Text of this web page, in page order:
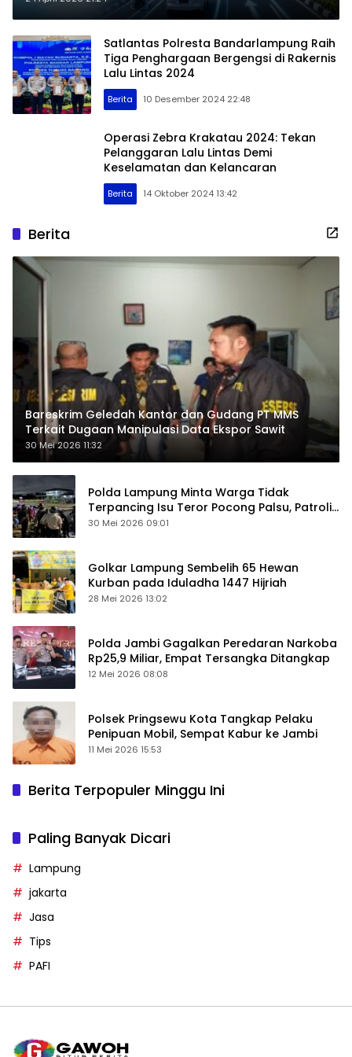
Satlantas Polresta Bandarlampung Raih
Tiga Penghargaan Bergengsi di Rakernis
Lalu Lintas 2024
Berita 10 Desember 2024 22:48
Operasi Zebra Krakatau 2024: Tekan
Pelanggaran Lalu Lintas Demi
Keselamatan dan Kelancaran
Berita 14 Oktober 2024 13:42
Berita
Bareskrim Geledah Kantor dan Gudang PT MMS
Terkait Dugaan Manipulasi Data Ekspor Sawit
30 Mei 2026 11:32
Polda Lampung Minta Warga Tidak
Terpancing Isu Teror Pocong Palsu, Patroli
Keamanan Ditingkatkan
30 Mei 2026 09:01
Golkar Lampung Sembelih 65 Hewan
Kurban pada Iduladha 1447 Hijriah
28 Mei 2026 13:02
Polda Jambi Gagalkan Peredaran Narkoba
Rp25,9 Miliar, Empat Tersangka Ditangkap
12 Mei 2026 08:08
Polsek Pringsewu Kota Tangkap Pelaku
Penipuan Mobil, Sempat Kabur ke Jambi
11 Mei 2026 15:53
Berita Terpopuler Minggu Ini
Paling Banyak Dicari
Lampung
jakarta
Jasa
Tips
PAFI